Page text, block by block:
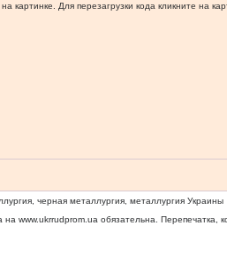
картинке. Для перезагрузки кода кликните на
черная металлургия, металлургия Украины
на www.ukrrudprom.ua обязательна. Перепечатка,